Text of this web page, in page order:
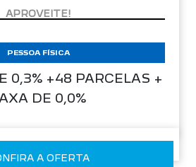
0,3% +48 PARCELAS +
DE 0,0%
PESSOA FÍSICA
A OFERTA